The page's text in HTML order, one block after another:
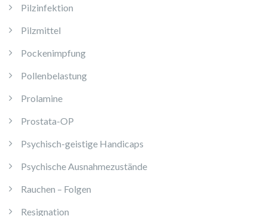
Pilzinfektion
Pilzmittel
Pockenimpfung
Pollenbelastung
Prolamine
Prostata-OP
Psychisch-geistige Handicaps
Psychische Ausnahmezustände
Rauchen – Folgen
Resignation